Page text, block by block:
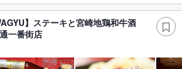
】ステーキと宮崎地鶏和牛酒
一番街店